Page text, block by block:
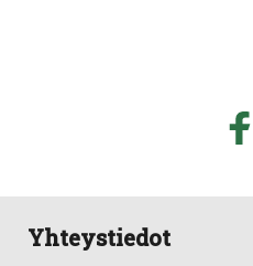
Jaa
tämä
Yhteystiedot